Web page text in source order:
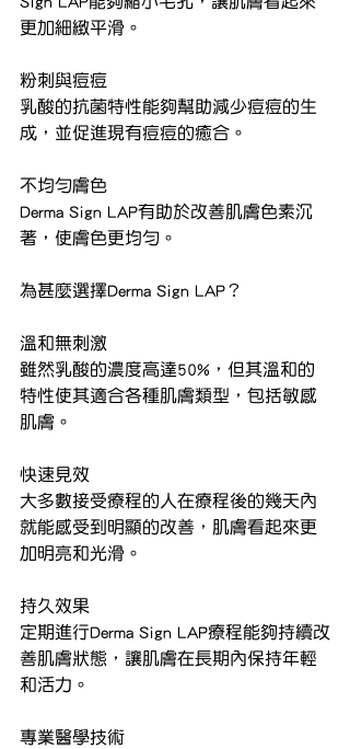
更加細緻平滑。
粉刺與痘痘
乳酸的抗菌特性能夠幫助減少痘痘的生
成，並促進現有痘痘的癒合。
不均勻膚色
Derma Sign LAP有助於改善肌膚色素沉
著，使膚色更均勻。
為甚麼選擇Derma Sign LAP？
溫和無刺激
雖然乳酸的濃度高達50%，但其溫和的
特性使其適合各種肌膚類型，包括敏感
肌膚。
快速見效
大多數接受療程的人在療程後的幾天內
就能感受到明顯的改善，肌膚看起來更
加明亮和光滑。
持久效果
定期進行Derma Sign LAP療程能夠持續改
善肌膚狀態，讓肌膚在長期內保持年輕
和活力。
專業醫學技術